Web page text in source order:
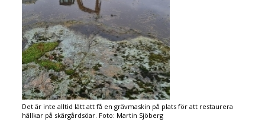
Det är inte alltid lätt att få en grävmaskin på plats för att restaurera
hällkar på skärgårdsöar. Foto: Martin Sjöberg